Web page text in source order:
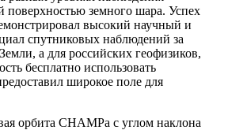
поверхностью земного шара. Успех
высокий научный и
спутниковых наблюдений за
а для российских геофизиков,
бесплатно использовать
широкое поле для
орбита CHAMPа с углом наклона